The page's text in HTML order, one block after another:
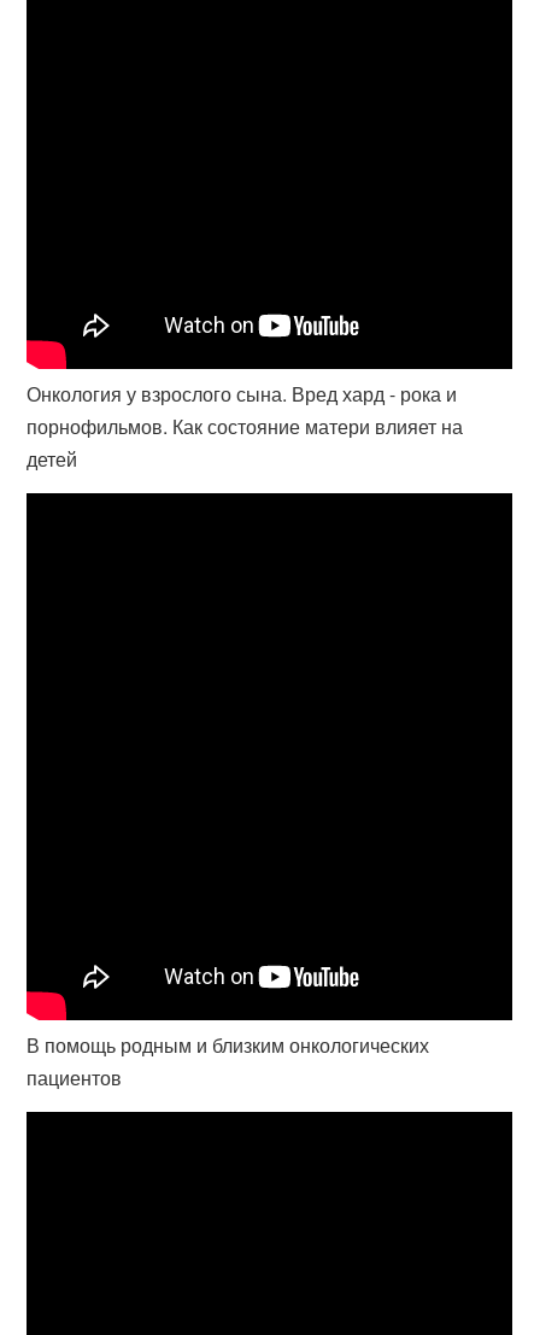
Онкология у взрослого сына. Вред хард - рока и
порнофильмов. Как состояние матери влияет на
детей
В помощь родным и близким онкологических
пациентов